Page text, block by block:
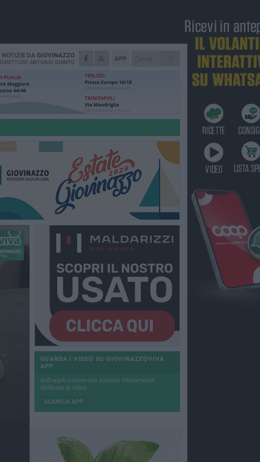
APP
NOTIZIE DA GIOVINAZZO
DIRETTORE ANTONIO QUINTO
GUARDA I VIDEO SU GIOVINAZZOVIVA
APP
Sull'applicazione una sezione interamente
dedicata ai video
SCARICA APP